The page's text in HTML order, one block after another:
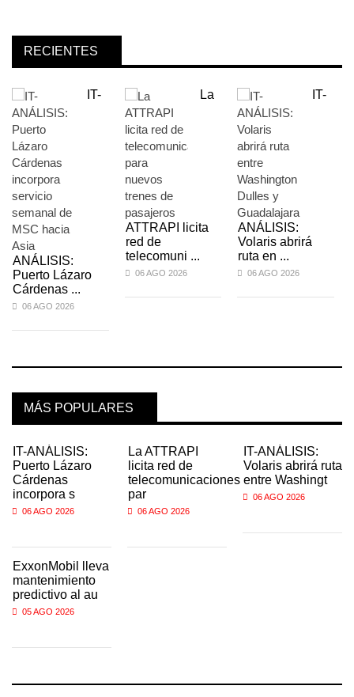
RECIENTES
IT-
ANÁLISIS:
Puerto Lázaro
Cárdenas ...
06 AGO 2026
La
ATTRAPI licita
red de
telecomuni ...
06 AGO 2026
IT-
ANÁLISIS:
Volaris abrirá
ruta en ...
06 AGO 2026
MÁS POPULARES
IT-ANÁLISIS:
Puerto Lázaro
Cárdenas
incorpora s
06 AGO 2026
ExxonMobil lleva
mantenimiento
predictivo al au
05 AGO 2026
La ATTRAPI
licita red de
telecomunicaciones
par
06 AGO 2026
IT-ANÁLISIS:
Volaris abrirá ruta
entre Washingt
06 AGO 2026